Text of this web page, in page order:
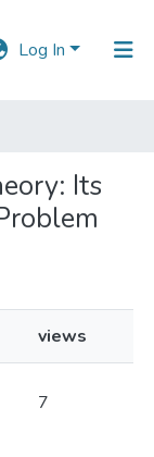
Log In
Its
views
7